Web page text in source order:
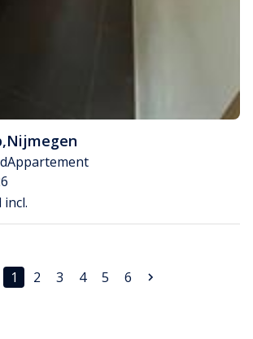
,Nijmegen
Appartement
1 2 3 4 5 6